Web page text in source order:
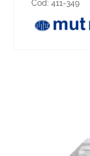
Cod: 411-349